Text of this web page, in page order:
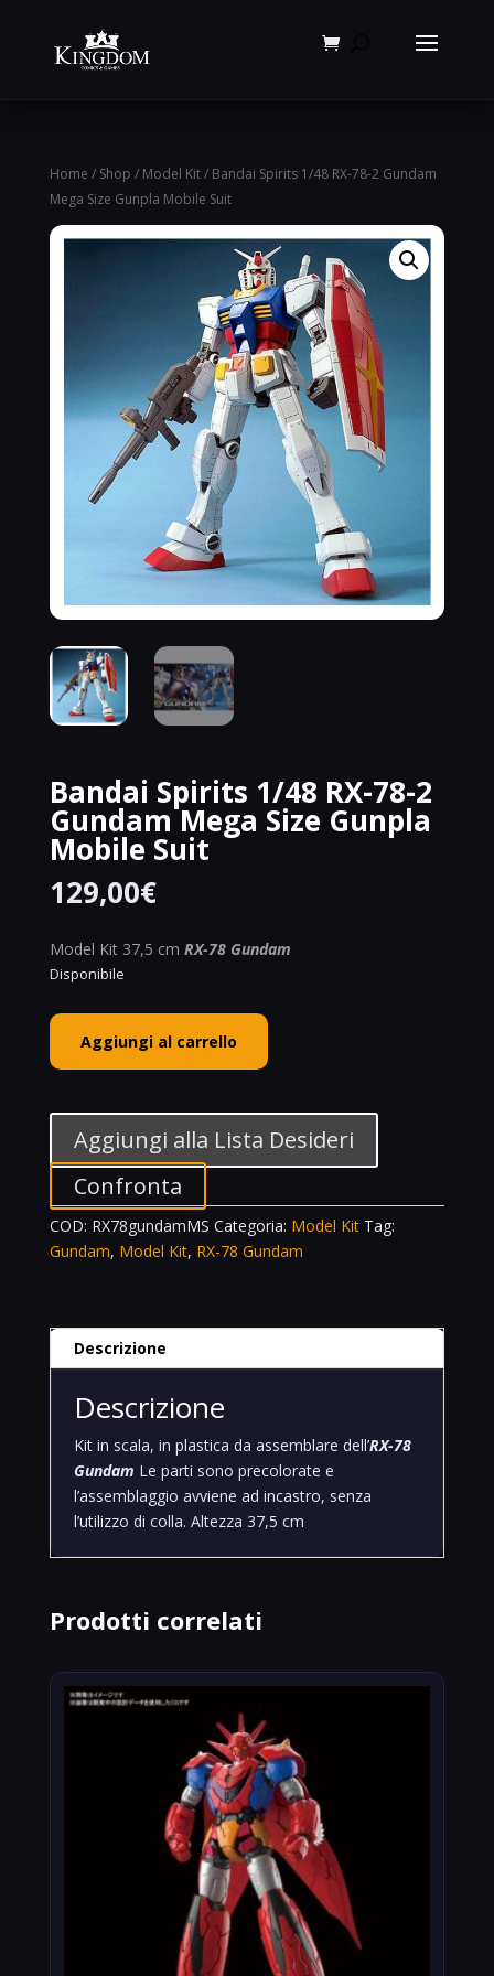
Home / Shop / Model Kit/ Bandai Spirits 1/48 RX-78-2 Gundam
Mega Size Gunpla Mobile Suit
Bandai Spirits 1/48 RX-78-2
Gundam Mega Size Gunpla
Mobile Suit
129,00€
Model Kit 37,5 cm RX-78 Gundam
Disponibile
Bandai
Spirits
1/48
Gundam
Mega
Size
Gunpla
quantità
Aggiungi al carrello
Aggiungi alla Lista Desideri
Confronta
COD: RX78gundamMS Categoria: Model Kit Tag:
Gundam, Model Kit, RX-78 Gundam
Descrizione
Descrizione
Kit in scala, in plastica da assemblare dell’RX-78
Gundam Le parti sono precolorate e
l’assemblaggio avviene ad incastro, senza
l’utilizzo di colla. Altezza 37,5 cm
Prodotti correlati